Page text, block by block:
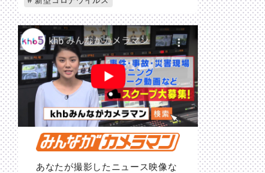
あなたが撮影したニュース映像な